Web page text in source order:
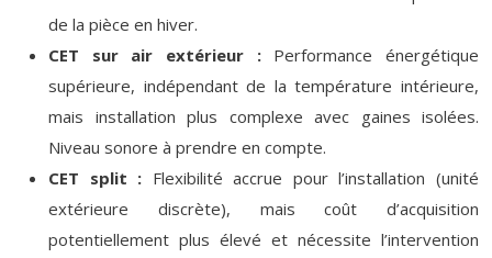
de la pièce en hiver.
CET sur air extérieur : Performance énergétique
supérieure, indépendant de la température intérieure,
mais installation plus complexe avec gaines isolées.
Niveau sonore à prendre en compte.
CET split : Flexibilité accrue pour l’installation (unité
extérieure discrète), mais coût d’acquisition
potentiellement plus élevé et nécessite l’intervention